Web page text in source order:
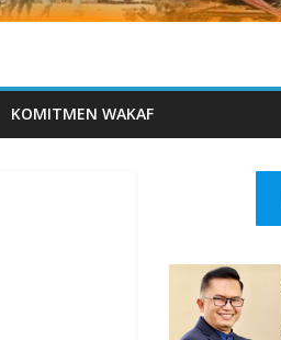
KOMITMEN WAKAF